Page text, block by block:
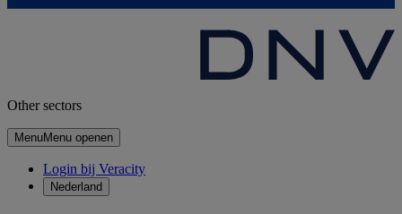
Other sectors
MenuMenu openen
Login bij Veracity
Nederland